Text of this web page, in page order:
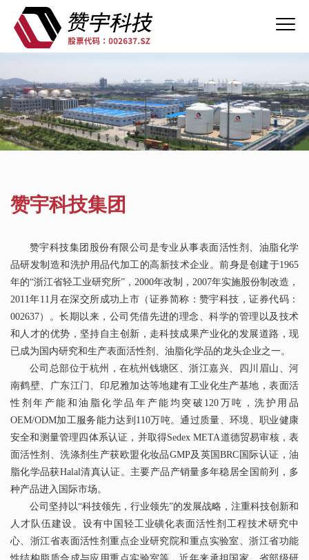
赞宇科技集团
赞宇科技集团股份有限公司是专业从事表面活性剂、油脂化学
品研发制造和洗护用品代加工的高新技术企业。前身是创建于1965
年的“浙江省轻工业研究所”，2000年改制，2007年实施股份制改造，
2011年11月在深交所成功上市（证券简称：赞宇科技，证券代码：
002637）。长期以来，公司凭借先进的理念、科学的管理以及技术
和人才的优势，坚持自主创新，走科技成果产业化的发展道路，现
已成为国内研究和生产表面活性剂、油脂化学品的龙头企业之一。
公司总部位于杭州，在杭州钱塘区、浙江嘉兴、四川眉山、河
南鹤壁、广东江门、印尼雅加达等地建有工业化生产基地，表面活
性剂年产能 和油脂化学品年产能均突破120万吨 ，洗护用品
OEM/ODM加工服务能力达到 110万吨。通过质量、环境、职业健康
安全和测量管理四体系认证，并取得Sedex META道德贸易审核，表
面活性剂、洗涤剂生产获欧盟化妆品GMP及英国BRC 国际认证，油
脂化学品获Halal清真认证。主要产品产销量多年稳居全国前列，多
种产品进入国际市场。
公司坚持以“科技领先，行业领先”的发展战略，注重科技创新和
人才队伍建设。设有中国轻工业磺化表面活性剂工程技术研究中
心、浙江省表面活性剂重点企业研究院和重点实验室、浙江省功能